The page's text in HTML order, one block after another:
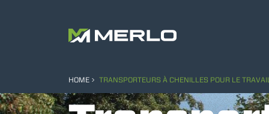
HOME TRANSPORTEURS À CHENILLES POUR LE